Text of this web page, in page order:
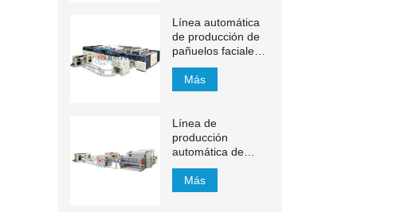
Línea automática
de producción de
pañuelos faciales
YH-FG
Más
Línea de
producción
automática de
pañuelos faciales
con transferencia
automática de
Más